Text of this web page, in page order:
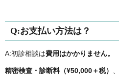
Q:お支払い方法は？
A:初診相談は費用はかかりません。
精密検査・診断料（¥50,000＋税）